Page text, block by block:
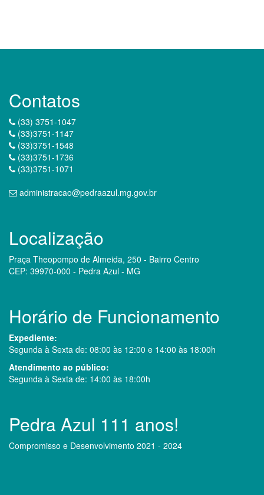
Contatos
(33) 3751-1047
(33)3751-1147
(33)3751-1548
(33)3751-1736
(33)3751-1071
administracao@pedraazul.mg.gov.br
Localização
Praça Theopompo de Almeida, 250 - Bairro Centro
CEP: 39970-000 - Pedra Azul - MG
Horário de Funcionamento
Expediente:
Segunda à Sexta de: 08:00 às 12:00 e 14:00 às 18:00h
Atendimento ao público:
Segunda à Sexta de: 14:00 às 18:00h
Pedra Azul 111 anos!
Compromisso e Desenvolvimento 2021 - 2024